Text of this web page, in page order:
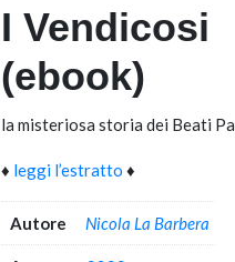
I Vendicosi
(ebook)
la misteriosa storia dei Beati
♦ leggi l’estratto ♦
Autore Nicola La Barbera